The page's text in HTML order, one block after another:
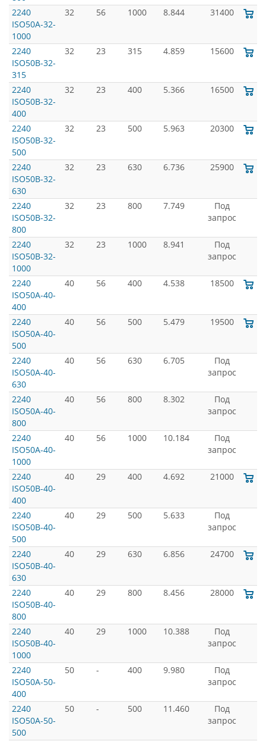
2240
ISO50A-32-
1000
32 56 1000 8.844 31400
2240
ISO50B-32-
315
32 23 315 4.859 15600
2240
ISO50B-32-
400
32 23 400 5.366 16500
2240
ISO50B-32-
500
32 23 500 5.963 20300
2240
ISO50B-32-
630
32 23 630 6.736 25900
2240
ISO50B-32-
800
32 23 800 7.749
Под
запрос
2240
ISO50B-32-
1000
32 23 1000 8.941
Под
запрос
2240
ISO50A-40-
400
40 56 400 4.538 18500
2240
ISO50A-40-
500
40 56 500 5.479 19500
2240
ISO50A-40-
630
40 56 630 6.705
Под
запрос
2240
ISO50A-40-
800
40 56 800 8.302
Под
запрос
2240
ISO50A-40-
1000
40 56 1000 10.184
Под
запрос
2240
ISO50B-40-
400
40 29 400 4.692 21000
2240
ISO50B-40-
500
40 29 500 5.633
Под
запрос
2240
ISO50B-40-
630
40 29 630 6.856 24700
2240
ISO50B-40-
800
40 29 800 8.456 28000
2240
ISO50B-40-
1000
40 29 1000 10.388
Под
запрос
2240
ISO50A-50-
400
50 - 400 9.980
Под
запрос
2240
ISO50A-50-
500
50 - 500 11.460
Под
запрос